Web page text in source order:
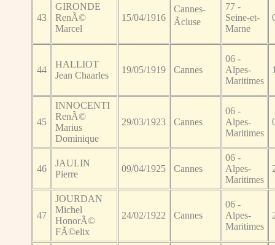
43
GIRONDE
RenÃ©
Marcel
15/04/1916
Cannes-
Ãcluse
77 -
Seine-et-
Marne
44
HALLIOT
Jean Chaarles
19/05/1919 Cannes
06 -
Alpes-
Maritimes
45
INNOCENTI
RenÃ©
Marius
Dominique
29/03/1923 Cannes
06 -
Alpes-
Maritimes
46
JAULIN
Pierre
09/04/1925 Cannes
06 -
Alpes-
Maritimes
47
JOURDAN
Michel
HonorÃ©
FÃ©elix
24/02/1922 Cannes
06 -
Alpes-
Maritimes